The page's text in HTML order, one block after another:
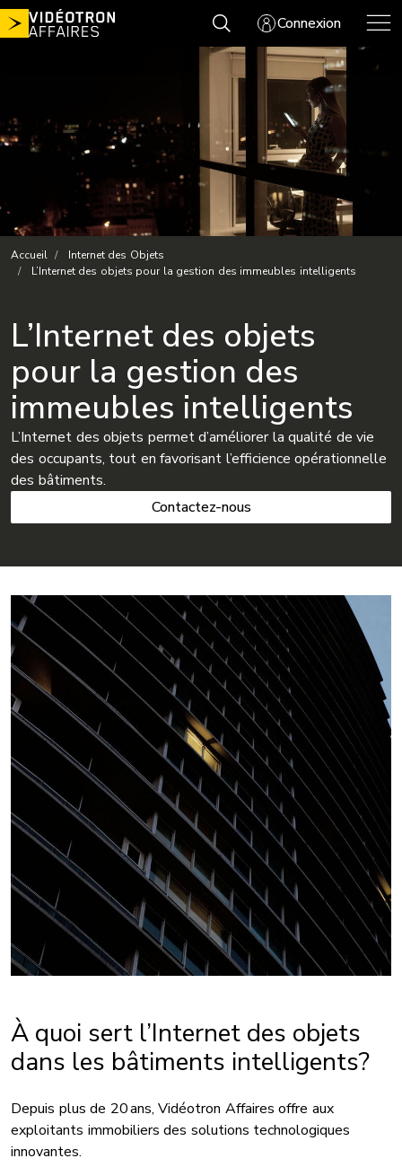
Aller
au
Connexion
Accueil
Internet des Objets
L’Internet des objets pour la gestion des immeubles intelligents
L’Internet des objets
pour la gestion des
immeubles intelligents
L’Internet des objets permet d’améliorer la qualité de vie
des occupants, tout en favorisant l’efficience opérationnelle
des bâtiments.
Contactez-nous
À quoi sert l’Internet des objets
dans les bâtiments intelligents?
Depuis plus de 20 ans, Vidéotron Affaires offre aux
exploitants immobiliers des solutions technologiques
innovantes.